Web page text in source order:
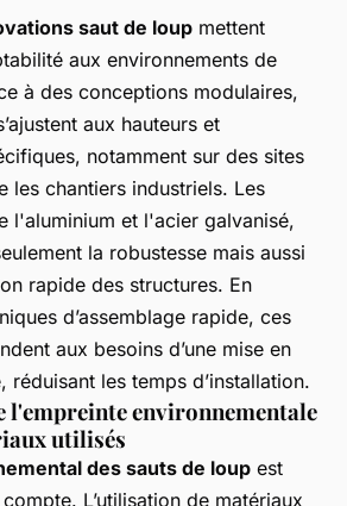
saut de loup mettent
aux environnements de
à des conceptions modulaires,
aux hauteurs et
notamment sur des sites
les chantiers industriels. Les
l'aluminium et l'acier galvanisé,
la robustesse mais aussi
rapide des structures. En
d’assemblage rapide, ces
aux besoins d’une mise en
réduisant les temps d’installation.
environnementale
utilisés
des sauts de loup est
L’utilisation de matériaux